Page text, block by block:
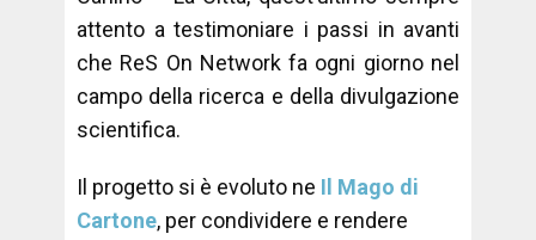
attento a testimoniare i passi in avanti
che ReS On Network fa ogni giorno nel
campo della ricerca e della divulgazione
scientifica.
Il progetto si è evoluto ne Il Mago di
Cartone, per condividere e rendere